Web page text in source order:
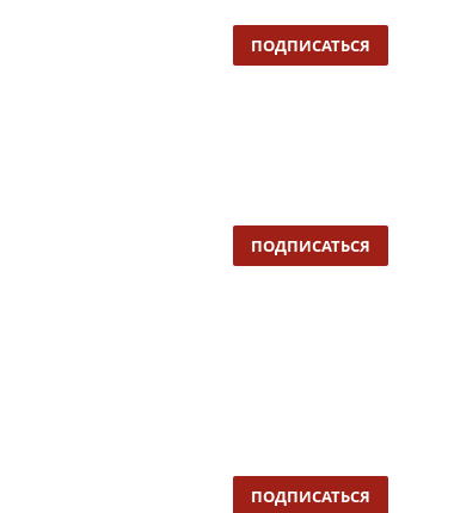
ПОДПИСАТЬСЯ
ПОДПИСАТЬСЯ
ПОДПИСАТЬСЯ